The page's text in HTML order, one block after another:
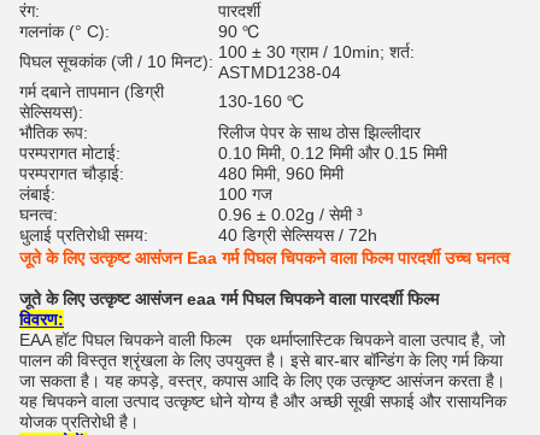
रंग:
पारदर्शी
गलनांक (° C):
90 ℃
पिघल सूचकांक (जी / 10 मिनट): 100 ± 30 ग्राम / 10min; शर्त:
ASTMD1238-04
गर्म दबाने तापमान (डिग्री
सेल्सियस):
130-160 ℃
भौतिक रूप:
रिलीज पेपर के साथ ठोस झिल्लीदार
परम्परागत मोटाई:
0.10 मिमी, 0.12 मिमी और 0.15 मिमी
परम्परागत चौड़ाई:
480 मिमी, 960 मिमी
लंबाई:
100 गज
घनत्व:
0.96 ± 0.02g / सेमी ³
धुलाई प्रतिरोधी समय:
40 डिग्री सेल्सियस / 72h
जूते के लिए उत्कृष्ट आसंजन Eaa गर्म पिघल चिपकने वाला फिल्म पारदर्शी उच्च घनत्व
जूते के लिए उत्कृष्ट आसंजन eaa गर्म पिघल चिपकने वाला पारदर्शी फिल्म
विवरण:
EAA हॉट पिघल चिपकने वाली फिल्म
एक थर्माप्लास्टिक चिपकने वाला उत्पाद है, जो
पालन की विस्तृत श्रृंखला के लिए उपयुक्त है। इसे बार-बार बॉन्डिंग के लिए गर्म किया
जा सकता है। यह कपड़े, वस्त्र, कपास आदि के लिए एक उत्कृष्ट आसंजन करता है।
यह चिपकने वाला उत्पाद उत्कृष्ट धोने योग्य है और अच्छी सूखी सफाई और रासायनिक
योजक प्रतिरोधी है।